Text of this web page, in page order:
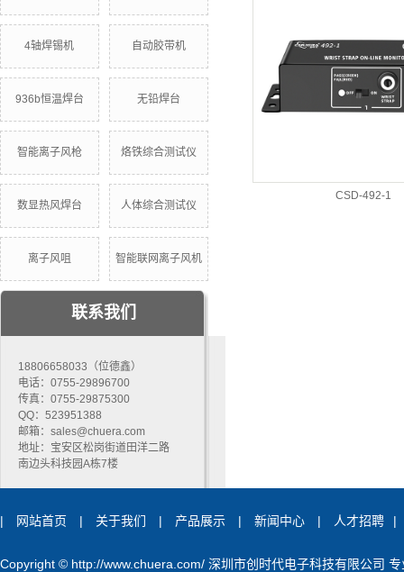
4轴焊锡机 自动胶带机
936b恒温焊台 无铅焊台
智能离子风枪 烙铁综合测试仪
数显热风焊台 人体综合测试仪
离子风咀 智能联网离子风机
联系我们
18806658033（位德鑫）
电话：0755-29896700
传真：0755-29875300
QQ：523951388
邮箱：sales@chuera.com
地址：宝安区松岗街道田洋二路
南边头科技园A栋7楼
CSD-492-1
| 网站首页 | 关于我们 | 产品展示 | 新闻中心 | 人才招聘 |
Copyright © http://www.chuera.com/ 深圳市创时代电子科技有限公司 专